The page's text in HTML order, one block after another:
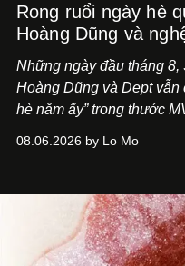
Rong ruổi ngày hè
Hoàng Dũng và
Những ngày đầu tháng
Hoàng Dũng và Dept vẫn
hè năm ấy” trong thước
08.06.2026 by Lo Mo